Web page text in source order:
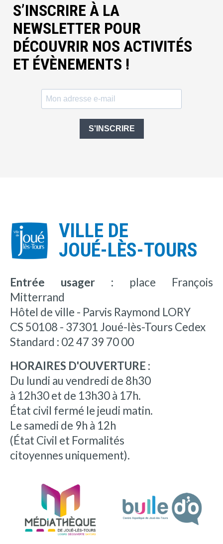
S’INSCRIRE À LA
NEWSLETTER POUR
DÉCOUVRIR NOS ACTIVITÉS
ET ÉVÈNEMENTS !
S'INSCRIRE
VILLE DE
JOUÉ-LÈS-TOURS
Entrée usager : place François
Mitterrand
Hôtel de ville - Parvis Raymond LORY
CS 50108 - 37301 Joué-lès-Tours Cedex
Standard : 02 47 39 70 00
HORAIRES D'OUVERTURE :
Du lundi au vendredi de 8h30
à 12h30 et de 13h30 à 17h.
État civil fermé le jeudi matin.
Le samedi de 9h à 12h
(État Civil et Formalités
citoyennes uniquement).